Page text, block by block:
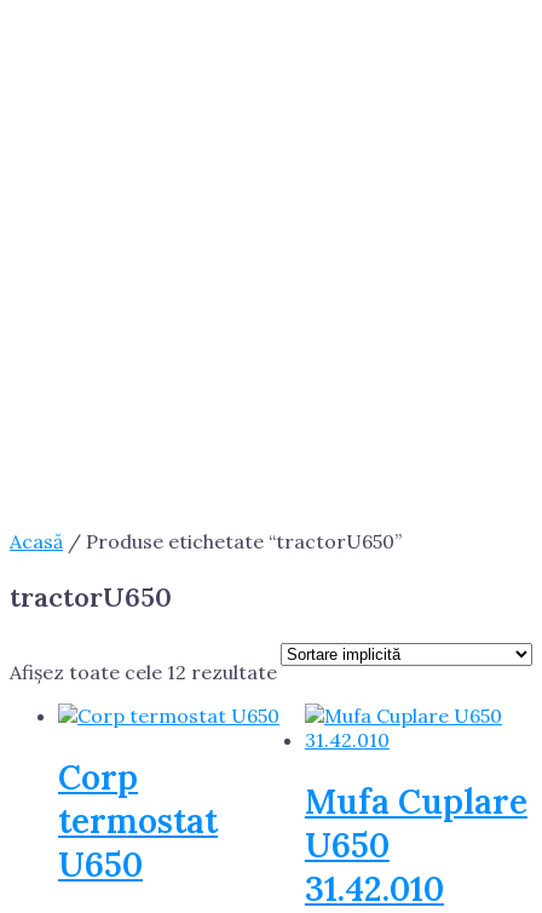
Acasă / Produse etichetate “tractorU650”
tractorU650
Afișez toate cele 12 rezultate
Corp
termostat
U650
Mufa Cuplare
U650
31.42.010